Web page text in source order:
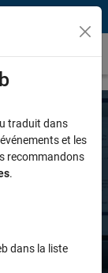
de la recherche
à vos besoins.
traduit dans
et les
recommandons
.
dans la liste